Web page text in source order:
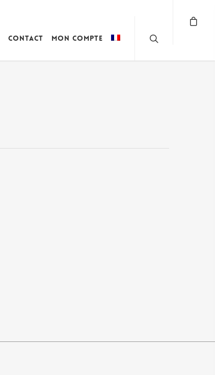
Contact Mon compte